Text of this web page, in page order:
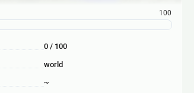
100
0 / 100
world
~